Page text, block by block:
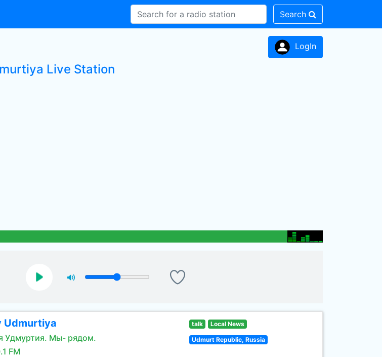
Search
LogIn
Live Station
Udmurtiya
Удмуртия. Мы- рядом.
FM
talk Local News
Udmurt Republic, Russia